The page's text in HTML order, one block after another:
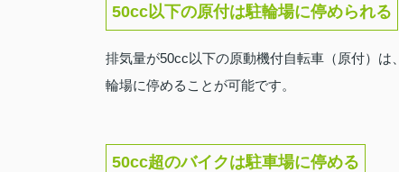
50cc以下の原付は駐輪場に停められる
排気量が50cc以下の原動機付自転車（原付）
輪場に停めることが可能です。
50cc超のバイクは駐車場に停める